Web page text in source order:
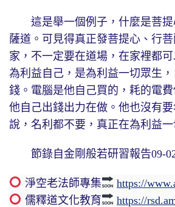
這是舉一個例子，什麼是菩提
薩道。可見得真正發菩提心、行
家，不一定要在道場，在家裡都
為利益自己，是為利益一切眾生
錢。電腦是他自己買的，耗的電
他自己出錢出力在做。他也沒有
說，名利都不要，真正在為利益一
節錄自金剛般若研習報告09-
淨空老法師專集
https://
儒釋道文化教育
https://